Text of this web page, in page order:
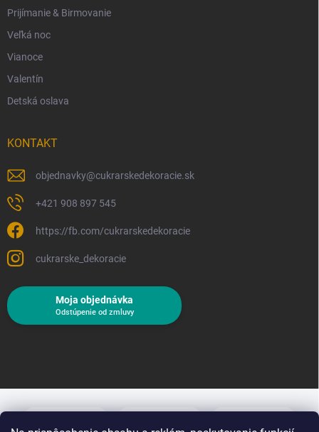
Prijímanie & Birmovanie
Veľká noc
Vianoce
Valentín
Detská oslava
KONTAKT
objednavky@cukrarskedekoracie.sk
+421 908 897 545
https://fb.com/cukrarskedekoracie
cukrarske_dekoracie
Moja objednávka
Odstúpenie od zmluvy